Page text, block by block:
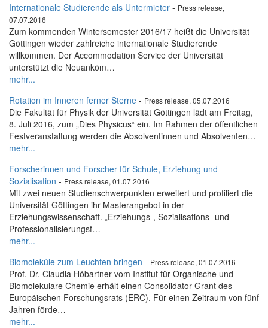
Internationale Studierende als Untermieter - Press release,
07.07.2016
Zum kommenden Wintersemester 2016/17 heißt die Universität
Göttingen wieder zahlreiche internationale Studierende
willkommen. Der Accommodation Service der Universität
unterstützt die Neuanköm…
mehr...
Rotation im Inneren ferner Sterne - Press release, 05.07.2016
Die Fakultät für Physik der Universität Göttingen lädt am Freitag,
8. Juli 2016, zum „Dies Physicus“ ein. Im Rahmen der öffentlichen
Festveranstaltung werden die Absolventinnen und Absolventen…
mehr...
Forscherinnen und Forscher für Schule, Erziehung und
Sozialisation - Press release, 01.07.2016
Mit zwei neuen Studienschwerpunkten erweitert und profiliert die
Universität Göttingen ihr Masterangebot in der
Erziehungswissenschaft. „Erziehungs-, Sozialisations- und
Professionalisierungsf…
mehr...
Biomoleküle zum Leuchten bringen - Press release, 01.07.2016
Prof. Dr. Claudia Höbartner vom Institut für Organische und
Biomolekulare Chemie erhält einen Consolidator Grant des
Europäischen Forschungsrats (ERC). Für einen Zeitraum von fünf
Jahren förde…
mehr...